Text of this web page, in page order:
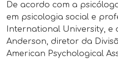
De acordo com a
em psicologia social e
International University, e
Anderson, diretor da
American Psychological